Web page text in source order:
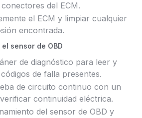
del ECM.
el ECM y limpiar cualquier
encontrada.
sensor de OBD
de diagnóstico para leer y
de falla presentes.
de circuito continuo con un
continuidad eléctrica.
del sensor de OBD y